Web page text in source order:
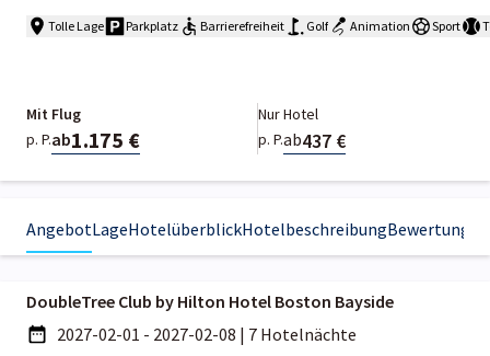
Tolle Lage Parkplatz Barrierefreiheit Golf Animation Sport
Mit Flug
p. P.ab1.175 €
Nur Hotel
p. P.ab437 €
AngebotLageHotelüberblickHotelbeschreibungBewertungen
DoubleTree Club by Hilton Hotel Boston Bayside
2027-02-01 - 2027-02-08 | 7 Hotelnächte